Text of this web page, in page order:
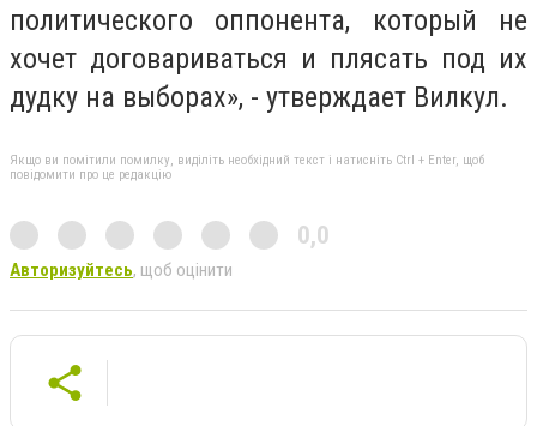
политического оппонента, который не
хочет договариваться и плясать под их
дудку на выборах», - утверждает Вилкул.
Якщо ви помітили помилку, виділіть необхідний текст і натисніть Ctrl + Enter, щоб
повідомити про це редакцію
0,0
Авторизуйтесь, щоб оцінити